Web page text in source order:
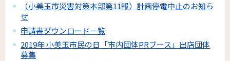
（小美玉市災害対策本部第11報）計画停電中止のお知ら
せ
申請書ダウンロード一覧
2019年 小美玉市民の日「市内団体PRブース」出店団体
募集